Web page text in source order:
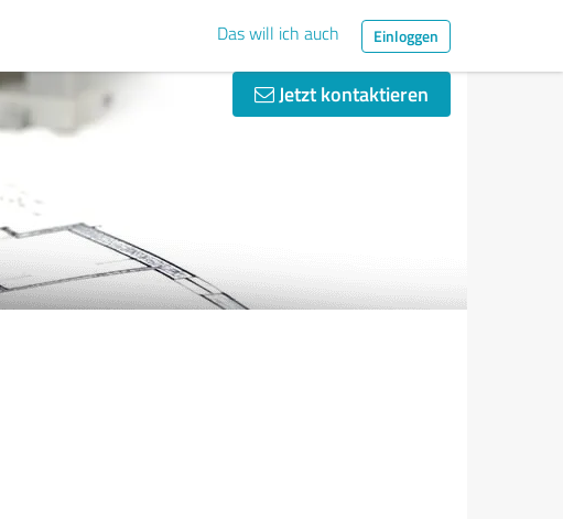
Das will ich auch Einloggen
Jetzt kontaktieren